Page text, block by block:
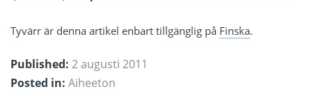
Tyvärr är denna artikel enbart tillgänglig på Finska.
Published: 2 augusti 2011
Posted in: Aiheeton